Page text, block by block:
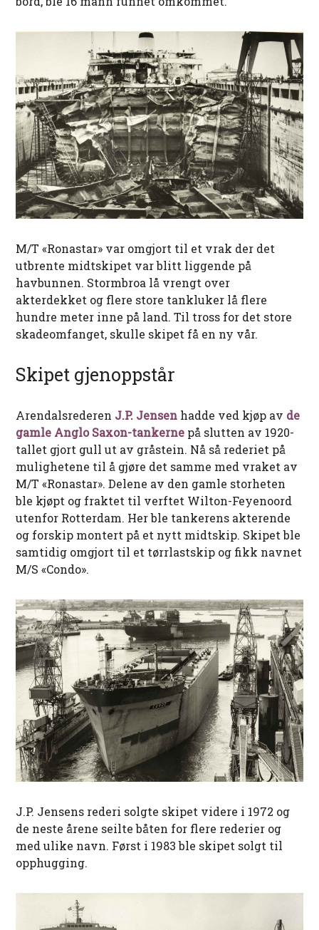
M/T «Ronastar» var omgjort til et vrak der det
utbrente midtskipet var blitt liggende på
havbunnen. Stormbroa lå vrengt over
akterdekket og flere store tankluker lå flere
hundre meter inne på land. Til tross for det store
skadeomfanget, skulle skipet få en ny vår.
Skipet gjenoppstår
Arendalsrederen J.P. Jensen hadde ved kjøp av de
gamle Anglo Saxon-tankerne på slutten av 1920-
tallet gjort gull ut av gråstein. Nå så rederiet på
mulighetene til å gjøre det samme med vraket av
M/T «Ronastar». Delene av den gamle storheten
ble kjøpt og fraktet til verftet Wilton-Feyenoord
utenfor Rotterdam. Her ble tankerens akterende
og forskip montert på et nytt midtskip. Skipet ble
samtidig omgjort til et tørrlastskip og fikk navnet
M/S «Condo».
J.P. Jensens rederi solgte skipet videre i 1972 og
de neste årene seilte båten for flere rederier og
med ulike navn. Først i 1983 ble skipet solgt til
opphugging.